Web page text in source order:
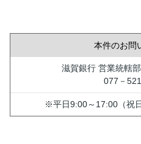
本件のお問
滋賀銀行 営業統轄
077－
※平日9:00～17:00（祝